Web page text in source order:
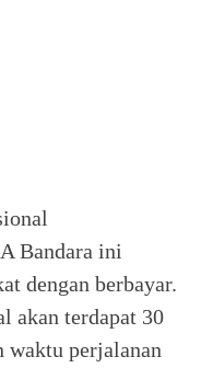
Bandara ini
dengan berbayar.
akan terdapat 30
waktu perjalanan